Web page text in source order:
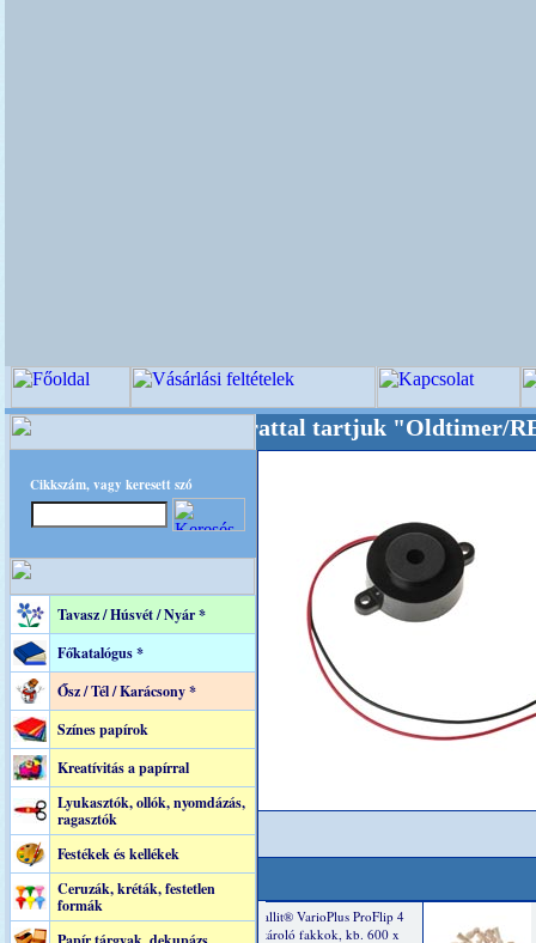
Cikkszám, vagy keresett szó
Tavasz / Húsvét / Nyár *
Főkatalógus *
Ősz / Tél / Karácsony *
Színes papírok
Kreatívitás a papírral
Lyukasztók, ollók, nyomdázás,
ragasztók
Festékek és kellékek
Ceruzák, kréták, festetlen
formák
akarattal tartjuk "Oldtimer/